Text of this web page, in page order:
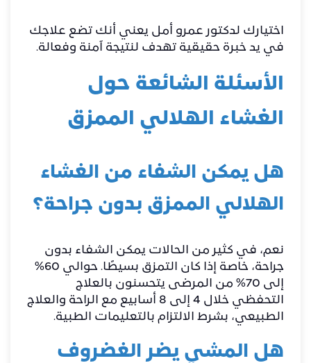
اختيارك لدكتور عمرو أمل يعني أنك تضع علاجك
في يد خبرة حقيقية تهدف لنتيجة آمنة وفعالة.
الأسئلة الشائعة حول
الغشاء الهلالي الممزق
هل يمكن الشفاء من الغشاء
الهلالي الممزق بدون جراحة؟
نعم، في كثير من الحالات يمكن الشفاء بدون
جراحة، خاصة إذا كان التمزق بسيطًا. حوالي 60%
إلى 70% من المرضى يتحسنون بالعلاج
التحفظي خلال 4 إلى 8 أسابيع مع الراحة والعلاج
الطبيعي، بشرط الالتزام بالتعليمات الطبية.
هل المشي يضر الغضروف